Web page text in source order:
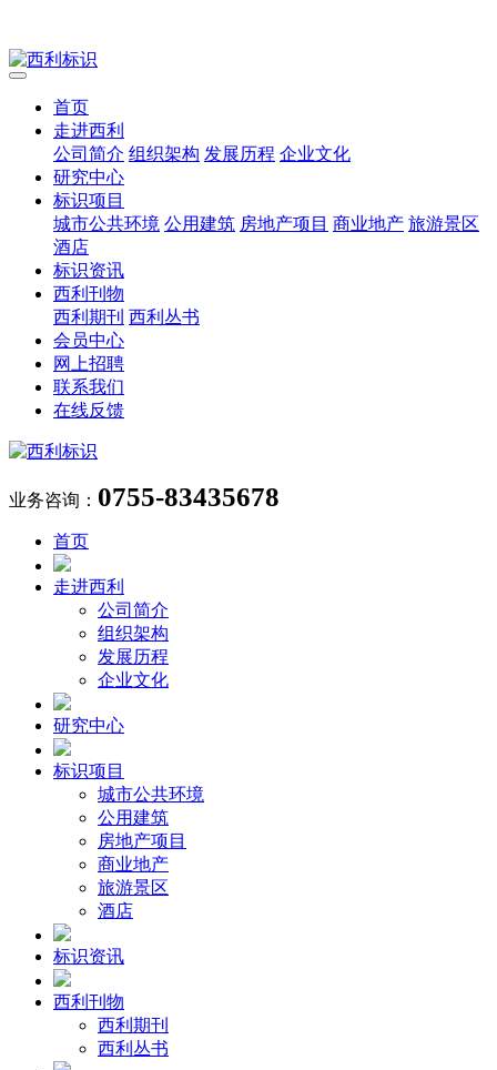
首页
走进西利
公司简介 组织架构 发展历程 企业文化
研究中心
标识项目
城市公共环境 公用建筑 房地产项目 商业地产 旅游景区
酒店
标识资讯
西利刊物
西利期刊 西利丛书
会员中心
网上招聘
联系我们
在线反馈
业务咨询： 0755-83435678
首页
走进西利
公司简介
组织架构
发展历程
企业文化
研究中心
标识项目
城市公共环境
公用建筑
房地产项目
商业地产
旅游景区
酒店
标识资讯
西利刊物
西利期刊
西利丛书